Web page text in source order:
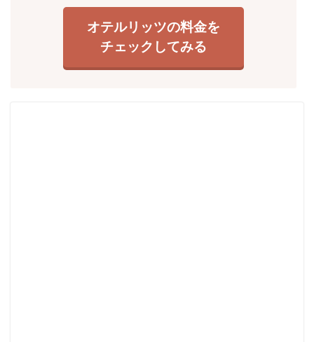
オテルリッツの料金を
チェックしてみる